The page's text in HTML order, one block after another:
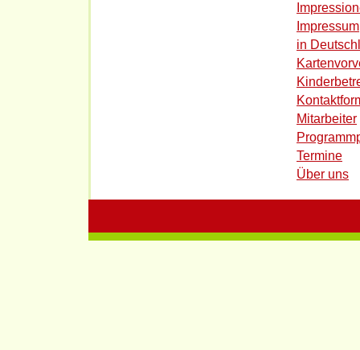
Impressum
in
Mitarbeiter
Termine
Über uns